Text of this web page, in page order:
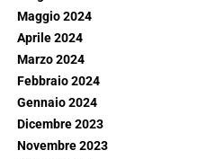
Maggio 2024
Aprile 2024
Marzo 2024
Febbraio 2024
Gennaio 2024
Dicembre 2023
Novembre 2023